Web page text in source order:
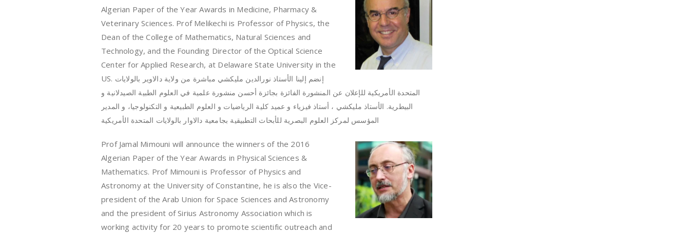
Algerian Paper of the Year Awards in Medicine, Pharmacy &
Veterinary Sciences. Prof Melikechi is Professor of Physics, the
Dean of the College of Mathematics, Natural Sciences and
Technology, and the Founding Director of the Optical Science
Center for Applied Research, at Delaware State University in the
US.
المتحدة الأمريكية للإعلان عن المنشورة الفائزة بجائزة أحسن منشورة علمية في العلوم الطبية الصيدلانية و
البيطرية. الأستاذ مليكشي ، أستاذ فيزياء و عميد كلية الرياضيات و العلوم الطبيعية و التكنولوجيا، و المدير
المؤسس لمركز العلوم البصرية للأبحاث التطبيقية بجامعية دالاوار بالولايات المتحدة الأمريكية
Prof Jamal Mimouni will announce the winners of the 2016
Algerian Paper of the Year Awards in Physical Sciences &
Mathematics. Prof Mimouni is Professor of Physics and
Astronomy at the University of Constantine, he is also the Vice-
president of the Arab Union for Space Sciences and Astronomy
and the president of Sirius Astronomy Association which is
working activity for 20 years to promote scientific outreach and